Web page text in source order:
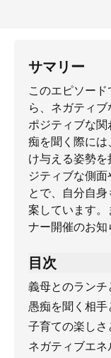
サマリー
このエピソー
ら、ネガティ
ポジティブな
痴を聞く際に
け与える姿勢
ジティブな側
とで、自分自
案しています。
ナー開催のお知
目次
義母とのラン
愚痴を聞く相
子育ての楽し
ネガティブエ